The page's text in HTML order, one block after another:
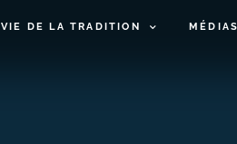
VIE DE LA TRADITION MÉDIAS